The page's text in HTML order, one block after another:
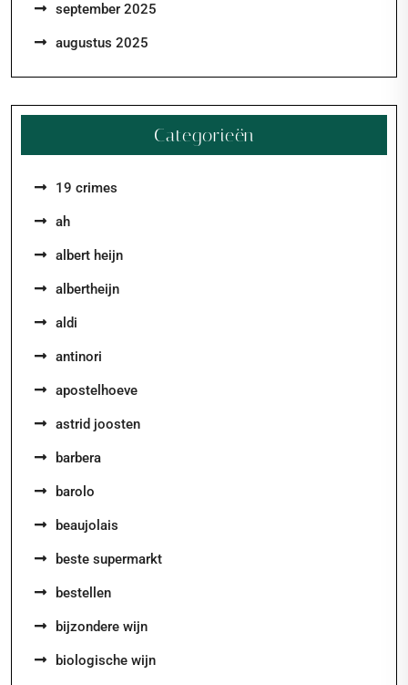
september 2025
augustus 2025
Categorieën
19 crimes
ah
albert heijn
albertheijn
aldi
antinori
apostelhoeve
astrid joosten
barbera
barolo
beaujolais
beste supermarkt
bestellen
bijzondere wijn
biologische wijn